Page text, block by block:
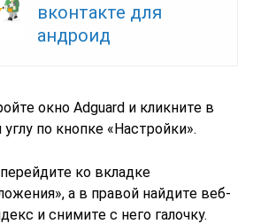
вконтакте для
андроид
окно Adguard и кликните в
по кнопке «Настройки».
ко вкладке
а в правой найдите веб-
и снимите с него галочку.